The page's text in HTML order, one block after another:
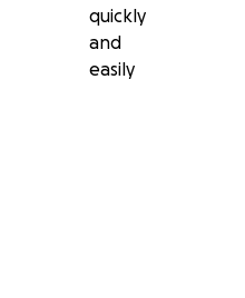
quickly
and
easily